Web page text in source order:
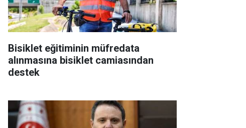
Bisiklet eğitiminin müfredata
alınmasına bisiklet camiasından
destek